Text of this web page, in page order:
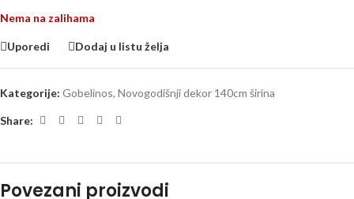
Nema na zalihama
Uporedi Dodaj u listu želja
Kategorije: Gobelinos, Novogodišnji dekor 140cm širina
Share:
Povezani proizvodi